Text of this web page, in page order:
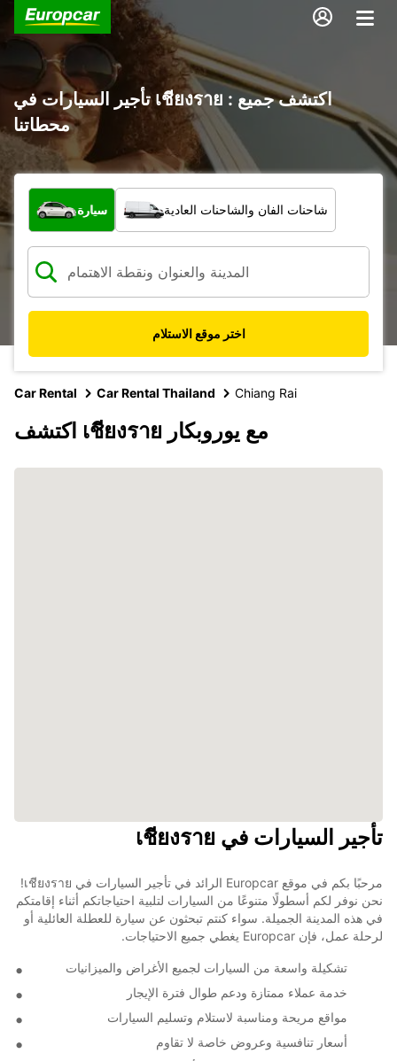
تأجير السيارات في เชียงราย : اكتشف جميع
محطاتنا
ما نوع المركبة؟
سيارة شاحنات الفان والشاحنات العادية
اختر موقع الاستلام
Car Rental Car Rental Thailand Chiang Rai
اكتشف เชียงราย مع يوروبكار
تأجير السيارات في เชียงราย
مرحبًا بكم في موقع Europcar الرائد في تأجير السيارات في เชียงราย!
نحن نوفر لكم أسطولًا متنوعًا من السيارات لتلبية احتياجاتكم أثناء إقامتكم
في هذه المدينة الجميلة. سواء كنتم تبحثون عن سيارة للعطلة العائلية أو
لرحلة عمل، فإن Europcar يغطي جميع الاحتياجات.
تشكيلة واسعة من السيارات لجميع الأغراض والميزانيات
خدمة عملاء ممتازة ودعم طوال فترة الإيجار
مواقع مريحة ومناسبة لاستلام وتسليم السيارات
أسعار تنافسية وعروض خاصة لا تقاوم